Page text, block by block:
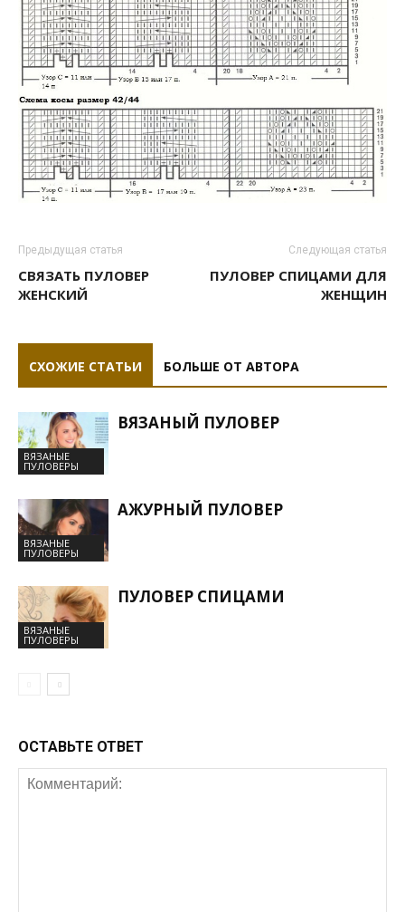
Предыдущая статья
СВЯЗАТЬ ПУЛОВЕР
ЖЕНСКИЙ
Следующая статья
ПУЛОВЕР СПИЦАМИ ДЛЯ
ЖЕНЩИН
СХОЖИЕ СТАТЬИ БОЛЬШЕ ОТ АВТОРА
ВЯЗАНЫЕ
ПУЛОВЕРЫ
ВЯЗАНЫЙ ПУЛОВЕР
ВЯЗАНЫЕ
ПУЛОВЕРЫ
АЖУРНЫЙ ПУЛОВЕР
ВЯЗАНЫЕ
ПУЛОВЕРЫ
ПУЛОВЕР СПИЦАМИ
ОСТАВЬТЕ ОТВЕТ